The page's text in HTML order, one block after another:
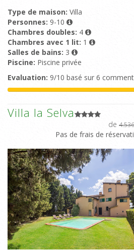
Type de maison: Villa
Personnes: 9-10
Chambres doubles: 4
Chambres avec 1 lit: 1
Salles de bains: 3
Piscine: Piscine privée
Evaluation: 9/10 basé sur 6
Villa la Selva
de
Pas de frais de